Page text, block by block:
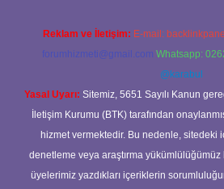
Reklam ve İletişim: E-mail:
forumhizmeti@gmail.com Whatsapp:
@karabul
Yasal Uyarı: Sitemiz, 5651 Sayılı Kanun
İletişim Kurumu (BTK) tarafından
hizmet vermektedir. Bu nedenle, sitedeki
denetleme veya araştırma yükümlülüğümüz
üyelerimiz yazdıkları içeriklerin